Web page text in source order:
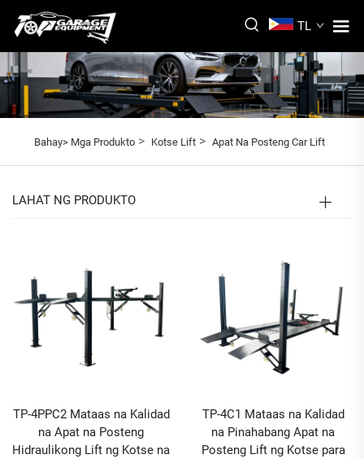
TL
Bahay> Mga Produkto> Kotse Lift> Apat Na Posteng Car Lift
LAHAT NG PRODUKTO
TP-4PPC2 Mataas na Kalidad
na Apat na Posteng
Hidraulikong Lift ng Kotse na
TP-4C1 Mataas na Kalidad
na Pinahabang Apat na
Posteng Lift ng Kotse para